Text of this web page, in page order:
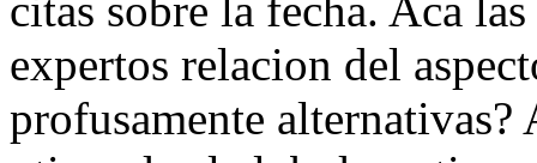
citas sobre la fecha. Aca
expertos relacion del
profusamente